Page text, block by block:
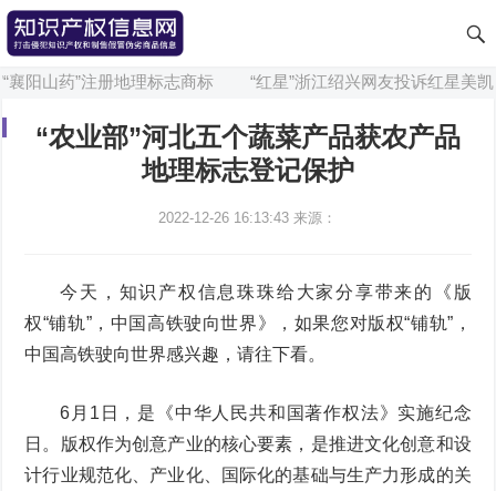
阳山药”注册地理标志商标 “红星”浙江绍兴网友投诉红星美凯龙
“农业部”河北五个蔬菜产品获农产品
地理标志登记保护
2022-12-26 16:13:43 来源：
今天，知识产权信息珠珠给大家分享带来的《版
权“铺轨”，中国高铁驶向世界》，如果您对版权“铺轨”，
中国高铁驶向世界感兴趣，请往下看。
6月1日，是《中华人民共和国著作权法》实施纪念
日。版权作为创意产业的核心要素，是推进文化创意和设
计行业规范化、产业化、国际化的基础与生产力形成的关